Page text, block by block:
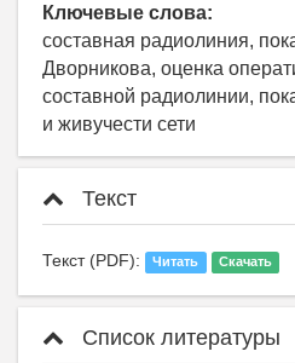
Ключевые слова:
составная радиолиния,
Дворникова, оценка
составной радиолинии,
и живучести сети
Текст
Текст (PDF): Читать Скачать
Список литературы